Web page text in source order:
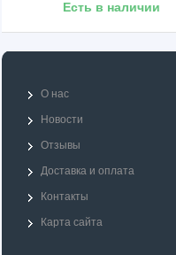
О нас
Новости
Отзывы
Доставка и оплата
Контакты
Карта сайта